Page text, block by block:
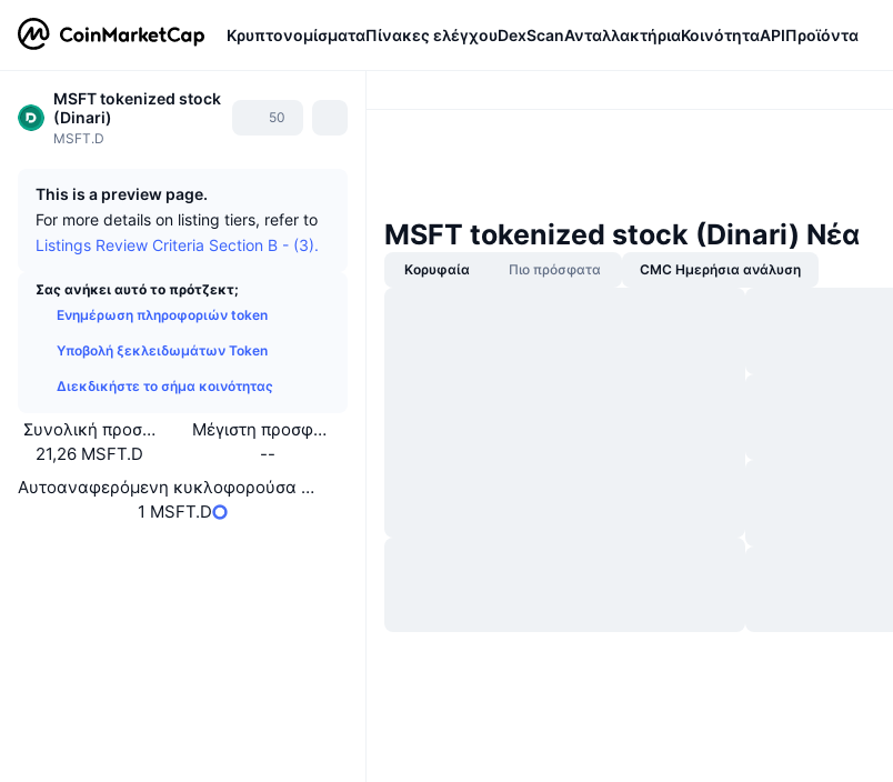
ΚρυπτονομίσματαΠίνακες ελέγχουDexScanΑνταλλακτήριαΚοινότηταAPIΠροϊόντα
MSFT tokenized stock
(Dinari)
MSFT.D
50
This is a preview page.
For more details on listing tiers, refer to
Listings Review Criteria Section B - (3).
Σας ανήκει αυτό το πρότζεκτ;
Ενημέρωση πληροφοριών token
Υποβολή ξεκλειδωμάτων Token
Διεκδικήστε το σήμα κοινότητας
Συνολική προσφορά
21,26 MSFT.D
Μέγιστη προσφορά
--
Αυτοαναφερόμενη κυκλοφορούσα προσφορά
1 MSFT.D
MSFT tokenized stock (Dinari) Νέα
Κορυφαία Πιο πρόσφατα CMC Ημερήσια ανάλυση